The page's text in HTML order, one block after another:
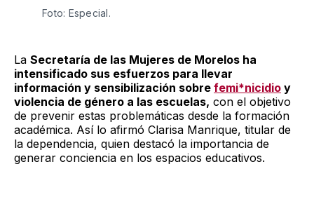
Foto: Especial.
La Secretaría de las Mujeres de Morelos ha
intensificado sus esfuerzos para llevar
información y sensibilización sobre femi*nicidio y
violencia de género a las escuelas, con el objetivo
de prevenir estas problemáticas desde la formación
académica. Así lo afirmó Clarisa Manrique, titular de
la dependencia, quien destacó la importancia de
generar conciencia en los espacios educativos.